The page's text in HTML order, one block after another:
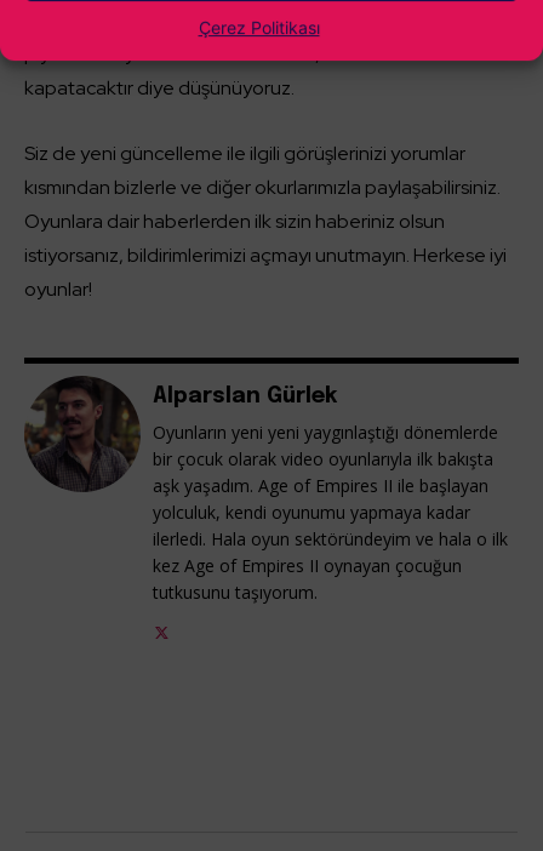
Çerez Politikası
Envanterimizdeki eski araçlar oyuna eklenmiş olsa da
kapatacaktır diye düşünüyoruz.
Siz de yeni güncelleme ile ilgili görüşlerinizi yorumlar
kısmından bizlerle ve diğer okurlarımızla paylaşabilirsiniz.
Oyunlara dair haberlerden ilk sizin haberiniz olsun
istiyorsanız, bildirimlerimizi açmayı unutmayın. Herkese iyi
oyunlar!
Alparslan Gürlek
Oyunların yeni yeni yaygınlaştığı dönemlerde
bir çocuk olarak video oyunlarıyla ilk bakışta
aşk yaşadım. Age of Empires II ile başlayan
yolculuk, kendi oyunumu yapmaya kadar
ilerledi. Hala oyun sektöründeyim ve hala o ilk
kez Age of Empires II oynayan çocuğun
tutkusunu taşıyorum.